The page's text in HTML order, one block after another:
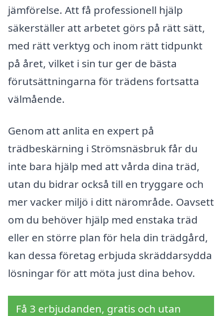
jämförelse. Att få professionell hjälp
säkerställer att arbetet görs på rätt sätt,
med rätt verktyg och inom rätt tidpunkt
på året, vilket i sin tur ger de bästa
förutsättningarna för trädens fortsatta
välmående.
Genom att anlita en expert på
trädbeskärning i Strömsnäsbruk får du
inte bara hjälp med att vårda dina träd,
utan du bidrar också till en tryggare och
mer vacker miljö i ditt närområde. Oavsett
om du behöver hjälp med enstaka träd
eller en större plan för hela din trädgård,
kan dessa företag erbjuda skräddarsydda
lösningar för att möta just dina behov.
Få 3 erbjudanden, gratis och utan